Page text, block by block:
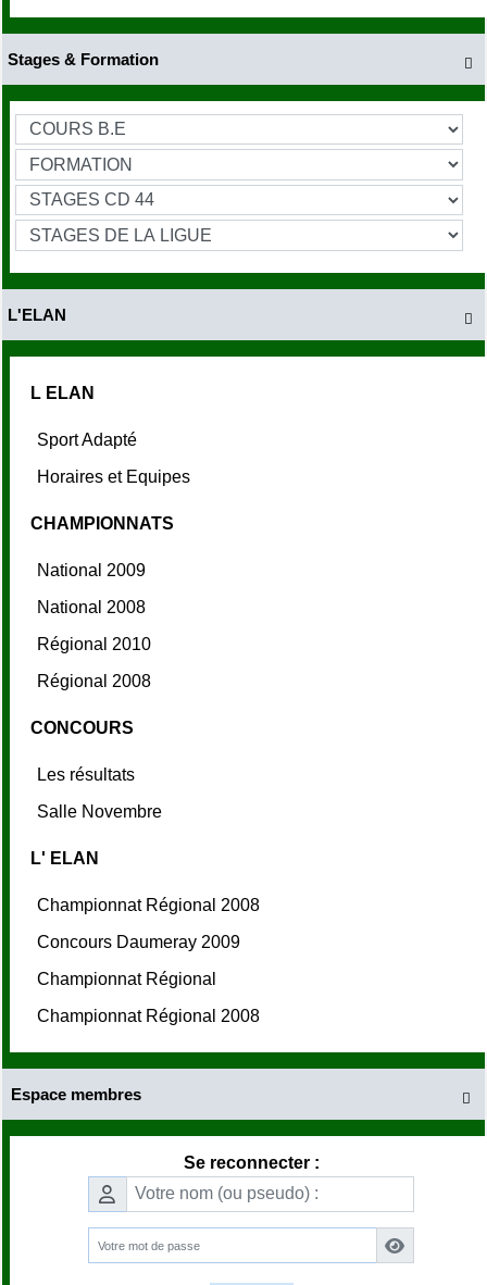

Stages & Formation

L'ELAN
L ELAN
Sport Adapté
Horaires et Equipes
CHAMPIONNATS
National 2009
National 2008
Régional 2010
Régional 2008
CONCOURS
Les résultats
Salle Novembre
L' ELAN
Championnat Régional 2008
Concours Daumeray 2009
Championnat Régional
Championnat Régional 2008

Espace membres
Se reconnecter :